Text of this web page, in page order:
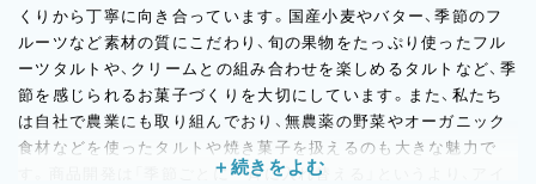
くりから丁寧に向き合っています。国産小麦やバター、季節のフ
ルーツなど素材の質にこだわり、旬の果物をたっぷり使ったフル
ーツタルトや、クリームとの組み合わせを楽しめるタルトなど、季
節を感じられるお菓子づくりを大切にしています。また、私たち
は自社で農業にも取り組んでおり、無農薬の野菜やオーガニック
食材などを使ったタルトや焼き菓子を扱えるのも大きな魅力で
す。商品開発は「季節ごとに一斉に入れ替える」というより、アイ